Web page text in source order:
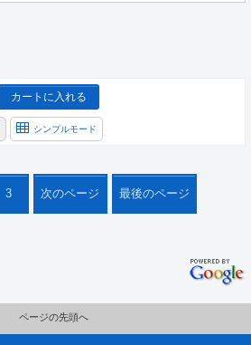
カートに入れる
シンプルモード
3 次のページ 最後のページ
ページの先頭へ